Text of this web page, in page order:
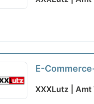
E-
XXXLutz | Amt